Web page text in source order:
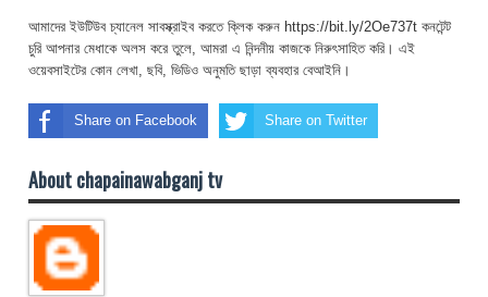
আমাদের ইউটিউব চ্যানেল সাবস্ক্রাইব করতে ক্লিক করুন https://bit.ly/2Oe737t কনটেন্ট
চুরি আপনার মেধাকে অলস করে তুলে, আমরা এ নিন্দনীয় কাজকে নিরুৎসাহিত করি। এই
ওয়েবসাইটের কোন লেখা, ছবি, ভিডিও অনুমতি ছাড়া ব্যবহার বেআইনি।
Share on Facebook Share on Twitter
About chapainawabganj tv